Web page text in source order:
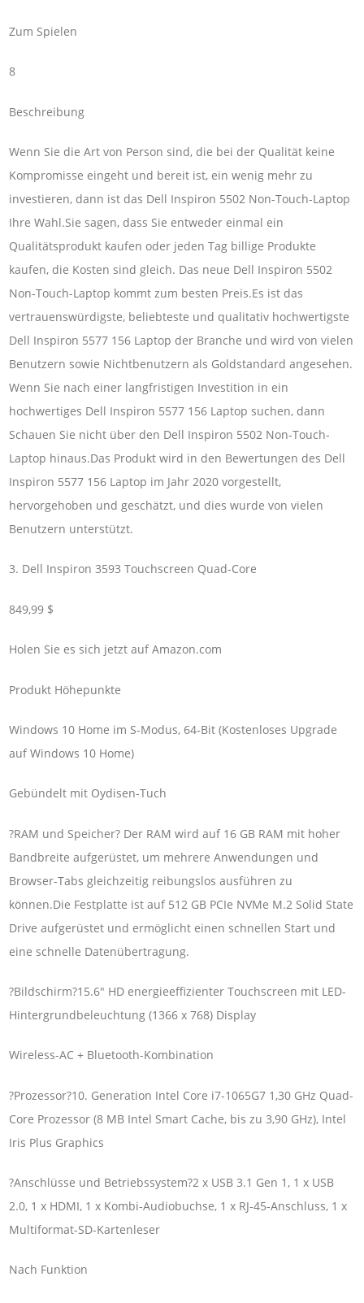
Zum Spielen
8
Beschreibung
Wenn Sie die Art von Person sind, die bei der Qualität keine
Kompromisse eingeht und bereit ist, ein wenig mehr zu
investieren, dann ist das Dell Inspiron 5502 Non-Touch-Laptop
Ihre Wahl.Sie sagen, dass Sie entweder einmal ein
Qualitätsprodukt kaufen oder jeden Tag billige Produkte
kaufen, die Kosten sind gleich. Das neue Dell Inspiron 5502
Non-Touch-Laptop kommt zum besten Preis.Es ist das
vertrauenswürdigste, beliebteste und qualitativ hochwertigste
Dell Inspiron 5577 156 Laptop der Branche und wird von vielen
Benutzern sowie Nichtbenutzern als Goldstandard angesehen.
Wenn Sie nach einer langfristigen Investition in ein
hochwertiges Dell Inspiron 5577 156 Laptop suchen, dann
Schauen Sie nicht über den Dell Inspiron 5502 Non-Touch-
Laptop hinaus.Das Produkt wird in den Bewertungen des Dell
Inspiron 5577 156 Laptop im Jahr 2020 vorgestellt,
hervorgehoben und geschätzt, und dies wurde von vielen
Benutzern unterstützt.
3. Dell Inspiron 3593 Touchscreen Quad-Core
849,99 $
Holen Sie es sich jetzt auf Amazon.com
Produkt Höhepunkte
Windows 10 Home im S-Modus, 64-Bit (Kostenloses Upgrade
auf Windows 10 Home)
Gebündelt mit Oydisen-Tuch
?RAM und Speicher? Der RAM wird auf 16 GB RAM mit hoher
Bandbreite aufgerüstet, um mehrere Anwendungen und
Browser-Tabs gleichzeitig reibungslos ausführen zu
können.Die Festplatte ist auf 512 GB PCIe NVMe M.2 Solid State
Drive aufgerüstet und ermöglicht einen schnellen Start und
eine schnelle Datenübertragung.
?Bildschirm?15.6″ HD energieeffizienter Touchscreen mit LED-
Hintergrundbeleuchtung (1366 x 768) Display
Wireless-AC + Bluetooth-Kombination
?Prozessor?10. Generation Intel Core i7-1065G7 1,30 GHz Quad-
Core Prozessor (8 MB Intel Smart Cache, bis zu 3,90 GHz), Intel
Iris Plus Graphics
?Anschlüsse und Betriebssystem?2 x USB 3.1 Gen 1, 1 x USB
2.0, 1 x HDMI, 1 x Kombi-Audiobuchse, 1 x RJ-45-Anschluss, 1 x
Multiformat-SD-Kartenleser
Nach Funktion